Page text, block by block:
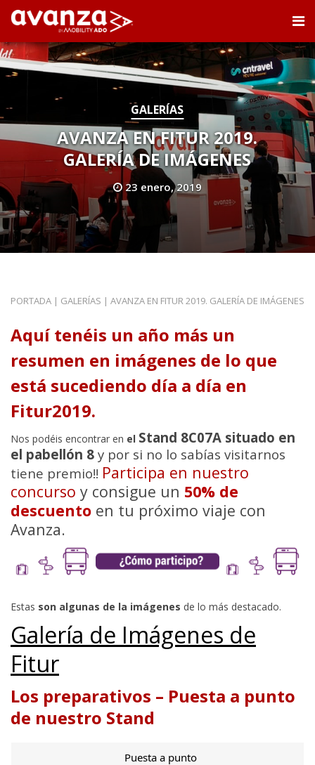
GALERÍAS
AVANZA EN FITUR 2019.
GALERÍA DE IMÁGENES
23 enero, 2019
PORTADA | GALERÍAS | AVANZA EN FITUR 2019. GALERÍA DE IMÁGENES
Aquí tenéis un año más un
resumen en imágenes de lo que
está sucediendo día a día en
Fitur2019.
Nos podéis encontrar en el Stand 8C07A situado en
el pabellón 8 y por si no lo sabías visitarnos
tiene premio!! Participa en nuestro
concurso y consigue un 50% de
descuento en tu próximo viaje con
Avanza.
Estas son algunas de la imágenes de lo más destacado.
Galería de Imágenes de
Fitur
Los preparativos – Puesta a punto
de nuestro Stand
Puesta a punto